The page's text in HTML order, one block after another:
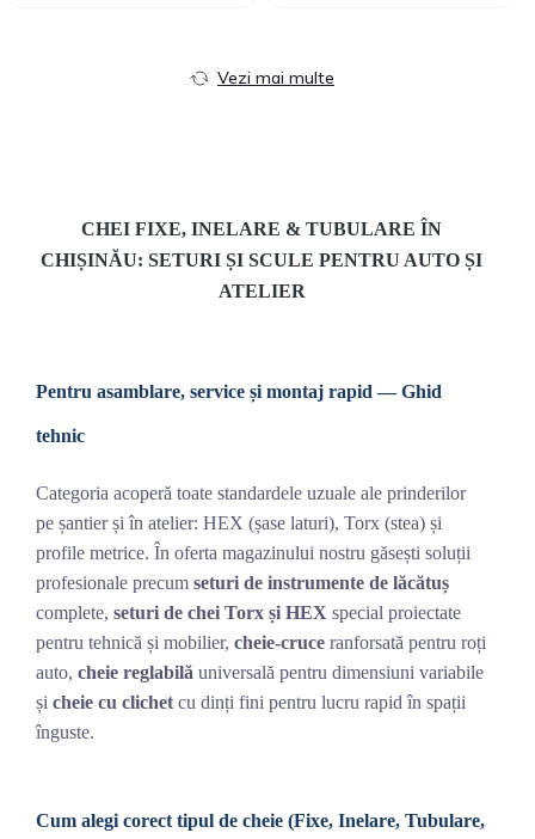
Vezi mai multe
CHEI FIXE, INELARE & TUBULARE ÎN
CHIȘINĂU: SETURI ȘI SCULE PENTRU AUTO ȘI
ATELIER
Pentru asamblare, service și montaj rapid — Ghid
tehnic
Categoria acoperă toate standardele uzuale ale prinderilor
pe șantier și în atelier: HEX (șase laturi), Torx (stea) și
profile metrice. În oferta magazinului nostru găsești soluții
profesionale precum seturi de instrumente de lăcătuș
complete, seturi de chei Torx și HEX special proiectate
pentru tehnică și mobilier, cheie-cruce ranforsată pentru roți
auto, cheie reglabilă universală pentru dimensiuni variabile
și cheie cu clichet cu dinți fini pentru lucru rapid în spații
înguste.
Cum alegi corect tipul de cheie (Fixe, Inelare, Tubulare,